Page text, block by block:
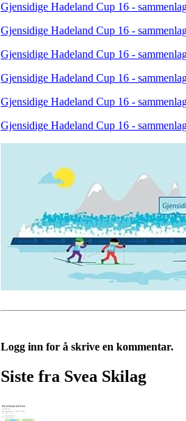
Gjensidige Hadeland Cup 16 -
Gjensidige Hadeland Cup 16 -
Gjensidige Hadeland Cup 16 -
Gjensidige Hadeland Cup 16 -
Gjensidige Hadeland Cup 16 -
Gjensidige Hadeland Cup 16 -
Logg inn for å skrive en kommentar.
Siste fra Svea Skilag